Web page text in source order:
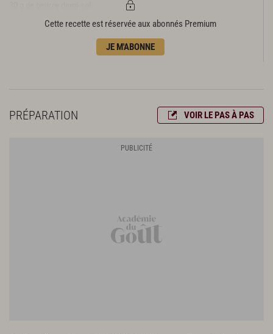
40 g de noixCette recette est réservée aux abonnés Premium
JE M'ABONNE
PRÉPARATION VOIR LE PAS À PAS